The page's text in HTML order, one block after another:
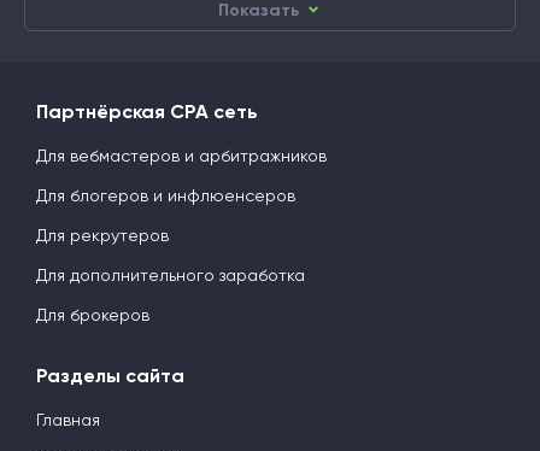
Показать
Партнёрская CPA сеть
Для вебмастеров и арбитражников
Для блогеров и инфлюенсеров
Для рекрутеров
Для дополнительного заработка
Для брокеров
Разделы сайта
Главная